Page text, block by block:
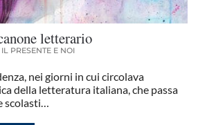
letterario
IL PRESENTE E NOI
nei giorni in cui circolava
della letteratura italiana, che passa
scolasti…